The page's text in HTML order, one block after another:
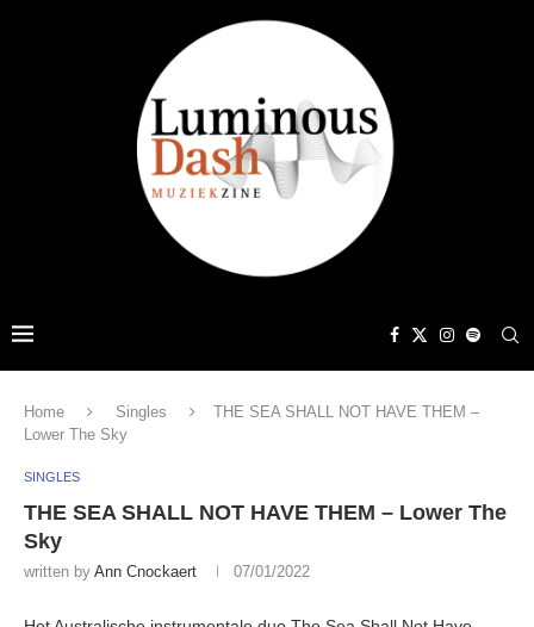
Home Singles
THE SEA SHALL NOT HAVE THEM –
Lower The Sky
SINGLES
THE SEA SHALL NOT HAVE THEM – Lower The
Sky
written by Ann Cnockaert 07/01/2022